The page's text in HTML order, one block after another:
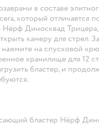
в составе
который
Диносквад
камеру для стрел.
нажмите на спусковой
хранилище для 12
бластер, и
бластер Нёрф